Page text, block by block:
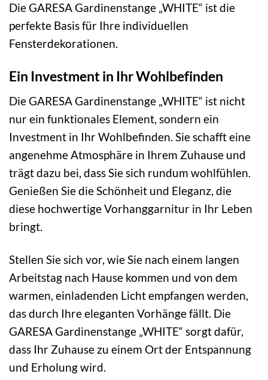
Die GARESA Gardinenstange „WHITE“ ist die
perfekte Basis für Ihre individuellen
Fensterdekorationen.
Ein Investment in Ihr Wohlbefinden
Die GARESA Gardinenstange „WHITE“ ist nicht
nur ein funktionales Element, sondern ein
Investment in Ihr Wohlbefinden. Sie schafft eine
angenehme Atmosphäre in Ihrem Zuhause und
trägt dazu bei, dass Sie sich rundum wohlfühlen.
Genießen Sie die Schönheit und Eleganz, die
diese hochwertige Vorhanggarnitur in Ihr Leben
bringt.
Stellen Sie sich vor, wie Sie nach einem langen
Arbeitstag nach Hause kommen und von dem
warmen, einladenden Licht empfangen werden,
das durch Ihre eleganten Vorhänge fällt. Die
GARESA Gardinenstange „WHITE“ sorgt dafür,
dass Ihr Zuhause zu einem Ort der Entspannung
und Erholung wird.